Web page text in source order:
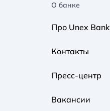
О банке
Про Unex Bank
Контакты
Пресс-центр
Вакансии